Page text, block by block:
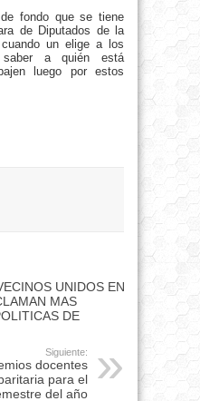
fondo que se tiene
de Diputados de la
un elige a los
saber a quién está
luego por estos
UNIDOS EN
MAS
DE
Siguiente:
docentes
para el
del año